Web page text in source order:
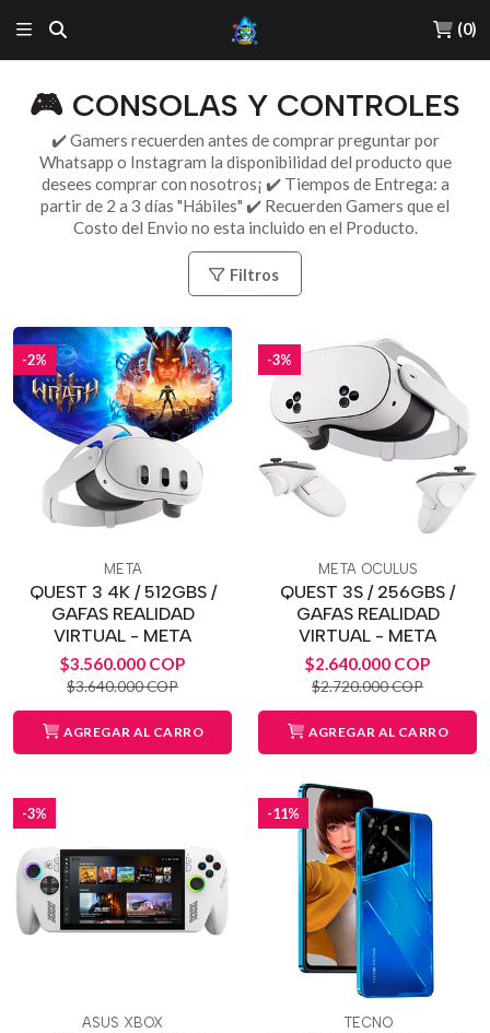
(0)
🎮 CONSOLAS Y CONTROLES
✔️ Gamers recuerden antes de comprar preguntar por
Whatsapp o Instagram la disponibilidad del producto que
desees comprar con nosotros¡ ✔️ Tiempos de Entrega: a
partir de 2 a 3 días "Hábiles" ✔️ Recuerden Gamers que el
Costo del Envio no esta incluido en el Producto.
Filtros
-2%
META
QUEST 3 4K / 512GBS /
GAFAS REALIDAD
VIRTUAL - META
$3.560.000 COP
$3.640.000 COP
AGREGAR AL CARRO
-3%
META OCULUS
QUEST 3S / 256GBS /
GAFAS REALIDAD
VIRTUAL - META
$2.640.000 COP
$2.720.000 COP
AGREGAR AL CARRO
-3%
ASUS XBOX
-11%
TECNO